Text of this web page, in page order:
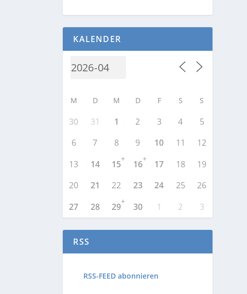
KALENDER
M D M D F S S
30 31 1 2 3 4
5
6
7 8 9 10 11
12
13
14 15
+
16
+
17 18
19
20
21 22 23 24 25
26
27
28 29
+
30 1 2 3
RSS
RSS-FEED abonnieren